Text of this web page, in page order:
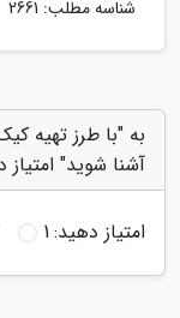
شناسه مطلب: 2661
به "با طرز تهیه
آشنا شوید" امتیاز
امتیاز دهید:1